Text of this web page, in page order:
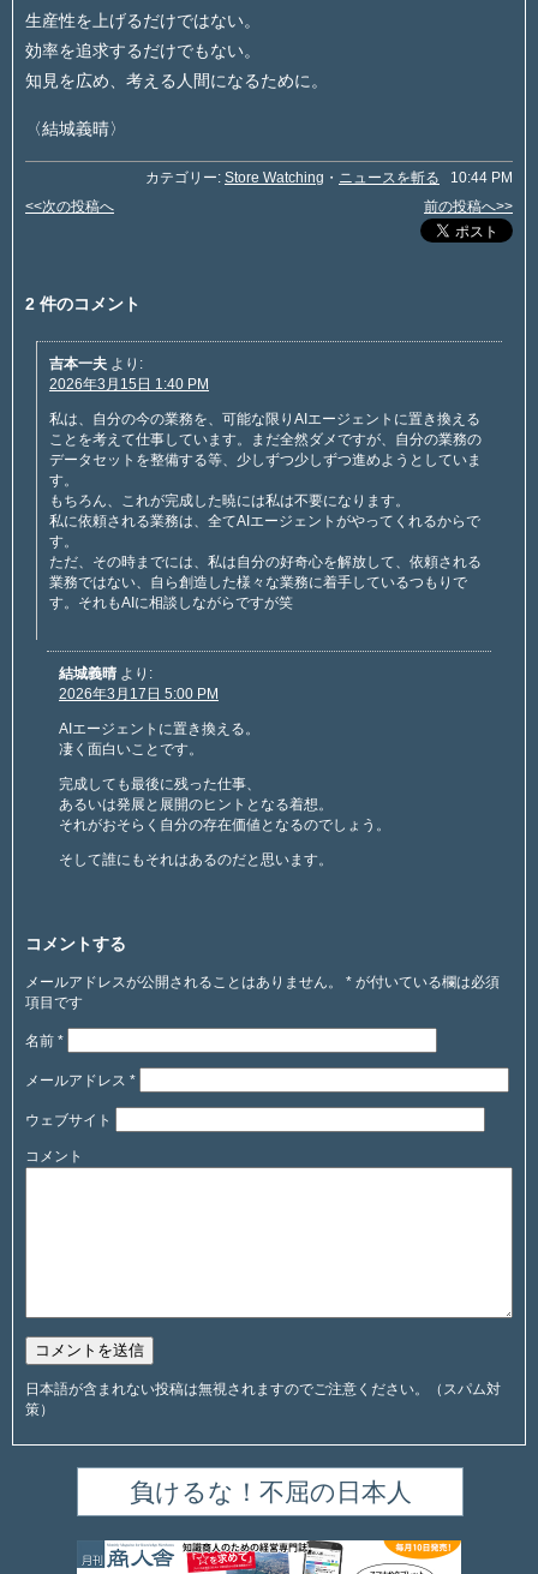
生産性を上げるだけではない。
効率を追求するだけでもない。
知見を広め、考える人間になるために。
〈結城義晴〉
カテゴリー: Store Watching ・ ニュースを斬る 10:44 PM
<<次の投稿へ
前の投稿へ>>
2 件のコメント
吉本一夫 より:
2026年3月15日 1:40 PM
私は、自分の今の業務を、可能な限りAIエージェントに置き換える
ことを考えて仕事しています。まだ全然ダメですが、自分の業務の
データセットを整備する等、少しずつ少しずつ進めようとしていま
す。
もちろん、これが完成した暁には私は不要になります。
私に依頼される業務は、全てAIエージェントがやってくれるからで
す。
ただ、その時までには、私は自分の好奇心を解放して、依頼される
業務ではない、自ら創造した様々な業務に着手しているつもりで
す。それもAIに相談しながらですが笑
結城義晴 より:
2026年3月17日 5:00 PM
AIエージェントに置き換える。
凄く面白いことです。
完成しても最後に残った仕事、
あるいは発展と展開のヒントとなる着想。
それがおそらく自分の存在価値となるのでしょう。
そして誰にもそれはあるのだと思います。
コメントする
メールアドレスが公開されることはありません。 * が付いている欄は必須
項目です
名前 *
メールアドレス *
ウェブサイト
コメント
日本語が含まれない投稿は無視されますのでご注意ください。（スパム対
策）
負けるな！不屈の日本人